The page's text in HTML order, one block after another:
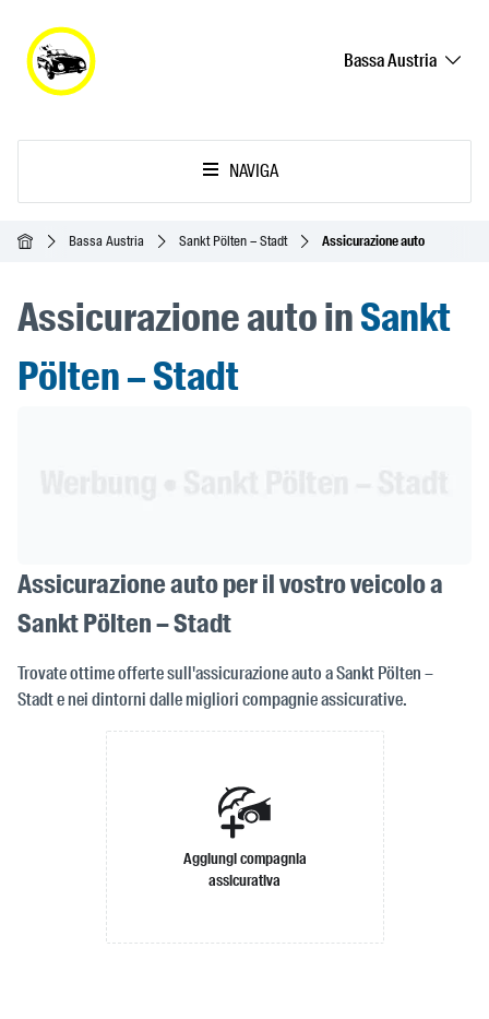
Bassa Austria
NAVIGA
Home Bassa Austria Sankt Pölten – Stadt Assicurazione auto
Assicurazione auto inSankt
Pölten – Stadt
Assicurazione auto per il vostro veicolo a
Sankt Pölten – Stadt
Trovate ottime offerte sull'assicurazione auto a Sankt Pölten –
Stadt e nei dintorni dalle migliori compagnie assicurative.
Aggiungi compagnia
assicurativa